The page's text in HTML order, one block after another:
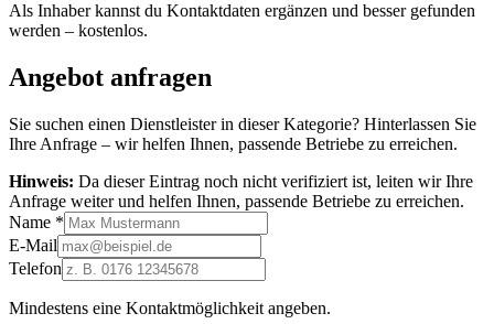
Als Inhaber kannst du Kontaktdaten ergänzen und besser gefunden
werden – kostenlos.
Angebot anfragen
Sie suchen einen Dienstleister in dieser Kategorie? Hinterlassen Sie
Ihre Anfrage – wir helfen Ihnen, passende Betriebe zu erreichen.
Hinweis: Da dieser Eintrag noch nicht verifiziert ist, leiten wir Ihre
Anfrage weiter und helfen Ihnen, passende Betriebe zu erreichen.
Name *
E-Mail
Telefon
Mindestens eine Kontaktmöglichkeit angeben.